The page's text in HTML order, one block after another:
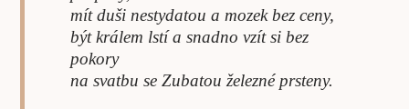
mít duši nestydatou a mozek bez ceny,
být králem lstí a snadno vzít si bez
pokory
na svatbu se Zubatou železné prsteny.